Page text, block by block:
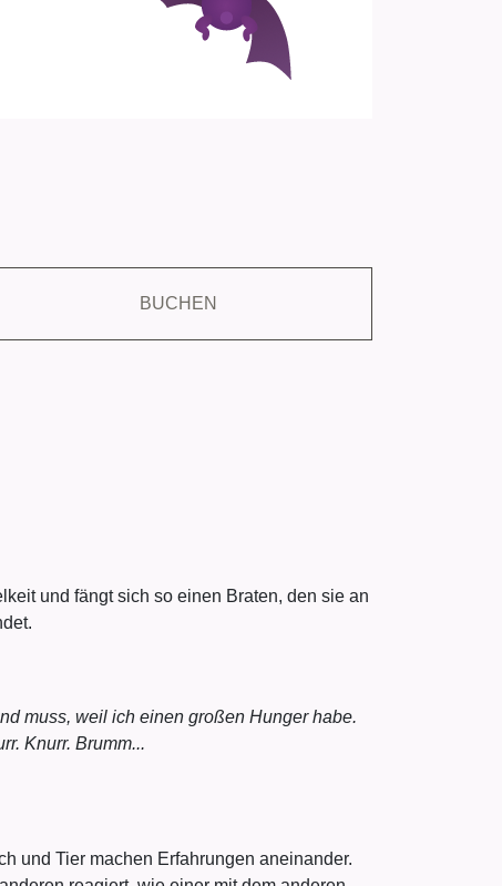
BUCHEN
und fängt sich so einen Braten, den sie an
muss, weil ich einen großen Hunger habe.
Knurr. Brumm...
und Tier machen Erfahrungen aneinander.